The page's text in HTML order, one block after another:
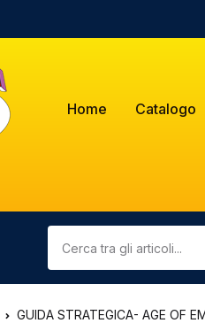
Home Catalogo
GUIDA STRATEGICA- AGE OF